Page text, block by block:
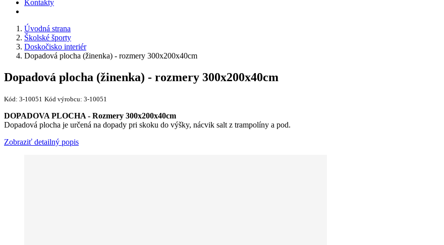
Kontakty
Úvodná strana
Školské športy
Doskočisko interiér
Dopadová plocha (žinenka) - rozmery 300x200x40cm
Dopadová plocha (žinenka) - rozmery 300x200x40cm
Kód: 3-10051 Kód výrobcu: 3-10051
DOPADOVA PLOCHA - Rozmery 300x200x40cm
Dopadová plocha je určená na dopady pri skoku do výšky, nácvik salt z trampolíny a pod.
Zobraziť detailný popis